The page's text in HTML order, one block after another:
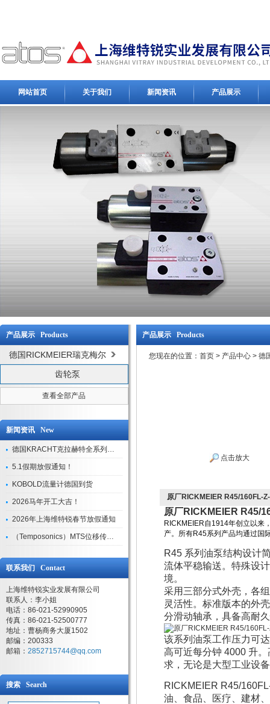
网站首页 关于我们 新闻资讯 产品展示
产品展示 Products
德国RICKMEIER瑞克梅尔
齿轮泵
查看全部产品
新闻资讯 New
德国KRACHT克拉赫特全系列现货库存
5.1假期放假通知！
KOBOLD流量计德国到货
2026马年开工大吉！
2026年上海维特锐春节放假通知
（Temposonics）MTS位移传感器现货库存型号
联系我们 Contact
上海维特锐实业发展有限公司
联系人：李小姐
电话：86-021-52990905
传真：86-021-52500777
地址：曹杨商务大厦1502
邮编：200333
邮箱： 2852715744@qq.com
搜索 Search
产品展示 Products
您现在的位置： 首页 > 产品中心 > 德
点击放大
原厂RICKMEIER R45/160FL-
原厂RICKMEIER R45/
RICKMEIER自1914年创立以来
产。所有R45系列产品均通过国
R45 系列油泵结构设计
流体平稳输送。特殊设
境。
采用三部分式外壳，各
灵活性。标准版本的外
分滑动轴承，具备高耐
该系列油泵工作压力可
高可近每分钟 4000 升
求，无论是大型工业设
RICKMEIER R45/
油、食品、医疗、建材